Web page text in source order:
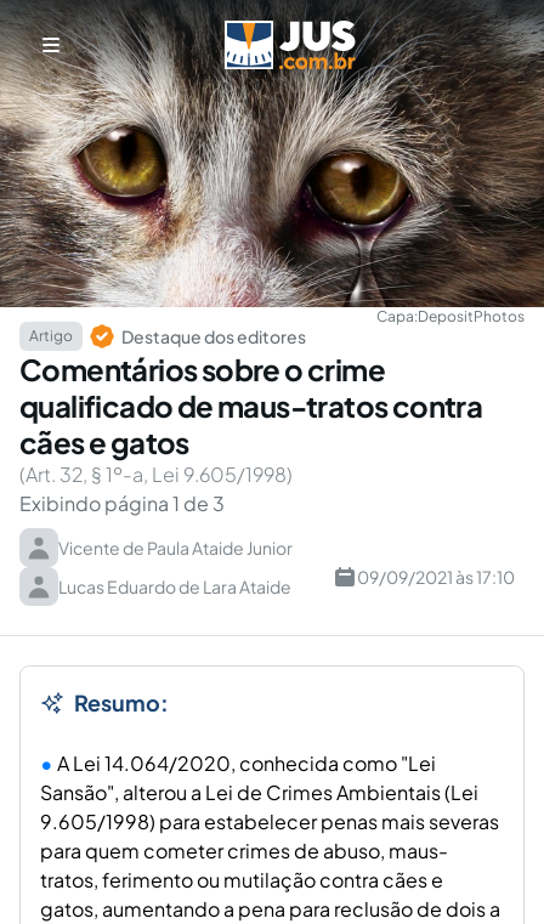
Capa:DepositPhotos
Artigo
Destaque dos editores
Comentários sobre o crime
qualificado de maus-tratos contra
cães e gatos
(Art. 32, § 1º-a, Lei 9.605/1998)
Exibindo página 1 de 3
Vicente de Paula Ataide Junior
Lucas Eduardo de Lara Ataide
09/09/2021 às 17:10
Resumo:
A Lei 14.064/2020, conhecida como "Lei
Sansão", alterou a Lei de Crimes Ambientais (Lei
9.605/1998) para estabelecer penas mais severas
para quem cometer crimes de abuso, maus-
tratos, ferimento ou mutilação contra cães e
gatos, aumentando a pena para reclusão de dois a